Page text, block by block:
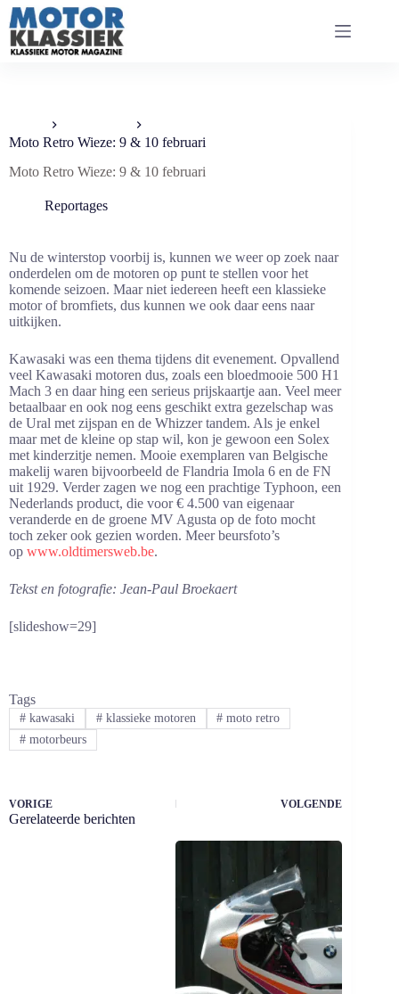
Ga
naar
inhoud
Moto Retro Wieze: 9 & 10 februari
Moto Retro Wieze: 9 & 10 februari
Reportages
Nu de winterstop voorbij is, kunnen we weer op zoek naar
onderdelen om de motoren op punt te stellen voor het
komende seizoen. Maar niet iedereen heeft een klassieke
motor of bromfiets, dus kunnen we ook daar eens naar
uitkijken.
Kawasaki was een thema tijdens dit evenement. Opvallend
veel Kawasaki motoren dus, zoals een bloedmooie 500 H1
Mach 3 en daar hing een serieus prijskaartje aan. Veel meer
betaalbaar en ook nog eens geschikt extra gezelschap was
de Ural met zijspan en de Whizzer tandem. Als je enkel
maar met de kleine op stap wil, kon je gewoon een Solex
met kinderzitje nemen. Mooie exemplaren van Belgische
makelij waren bijvoorbeeld de Flandria Imola 6 en de FN
uit 1929. Verder zagen we nog een prachtige Typhoon, een
Nederlands product, die voor € 4.500 van eigenaar
veranderde en de groene MV Agusta op de foto mocht
toch zeker ook gezien worden. Meer beursfoto’s
op www.oldtimersweb.be.
Tekst en fotografie: Jean-Paul Broekaert
[slideshow=29]
Tags
#kawasaki #klassieke motoren # moto retro
#motorbeurs
VORIGE VOLGENDE
Gerelateerde berichten